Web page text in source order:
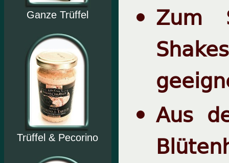
Ganze Trüffel
Trüffel & Pecorino
Zum
Aus